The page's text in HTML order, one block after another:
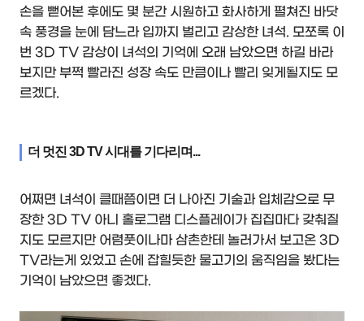
손을 뻗어본 후에도 몇 분간 시원하고 화사하게 펼쳐진 바닷
속 풍경을 눈에 담느라 입까지 벌리고 감상한 녀석. 모쪼록 이
번 3D TV 감상이 녀석의 기억에 오래 남았으면 하길 바라
보지만 부쩍 빨라진 성장 속도 만큼이나 빨리 잊게될지도 모
르겠다.
더 멋진 3D TV 시대를 기다리며...
어쩌면 녀석이 클때쯤이면 더 나아진 기술과 입체감으로 무
장한 3D TV 아니 홀로그램 디스플레이가 집집마다 갖춰질
지도 모르지만 어렴풋이나마 삼촌한테 놀러가서 보고온 3D
TV라는게 있었고 손에 잡힐듯한 물고기의 움직임을 봤다는
기억이 남았으면 좋겠다.